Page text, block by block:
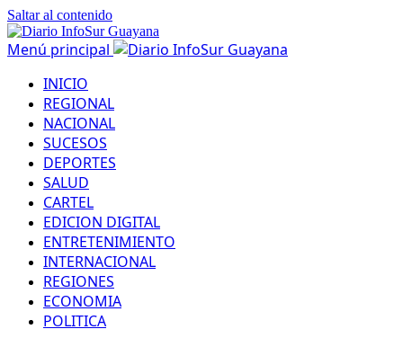
Saltar al contenido
Menú principal
INICIO
REGIONAL
NACIONAL
SUCESOS
DEPORTES
SALUD
CARTEL
EDICION DIGITAL
ENTRETENIMIENTO
INTERNACIONAL
REGIONES
ECONOMIA
POLITICA